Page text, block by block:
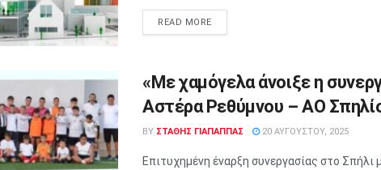
READ MORE
«Με χαμόγελα άνοιξε η
Αστέρα Ρεθύμνου – ΑΟ
BY ΣΤΑΘΗΣ ΓΊΑΠΑΠΠΑΣ 20 ΑΥΓΟΎΣΤΟΥ, 2025
Επιτυχημένη έναρξη συνεργασίας στο Σπήλι